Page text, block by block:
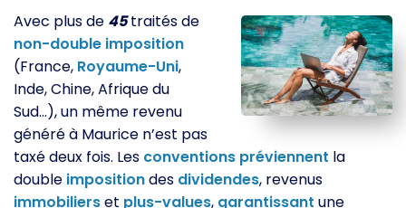
Avec plus de 45traités de
non-double imposition
(France, Royaume-Uni,
Inde, Chine, Afrique du
Sud…), un même revenu
généré à Maurice n’est pas
taxé deux fois. Les conventions préviennent la
double impositiondes dividendes, revenus
immobilierset plus-values, garantissant une